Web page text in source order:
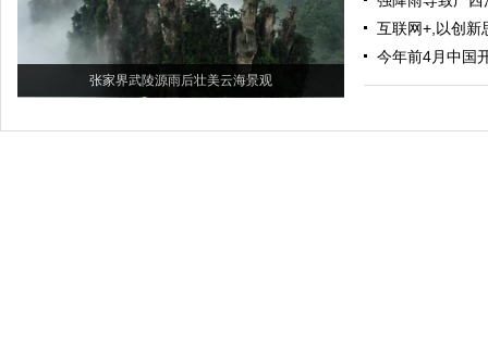
张家界武陵源雨后壮美云海景观
互联网+,以创新
今年前4月中国